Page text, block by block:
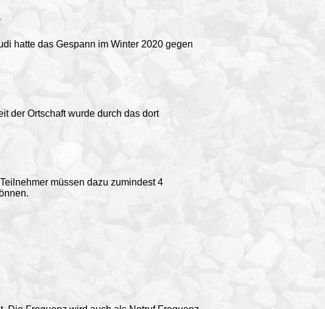
hatte das Gespann im Winter 2020 gegen
der Ortschaft wurde durch das dort
müssen dazu zumindest 4